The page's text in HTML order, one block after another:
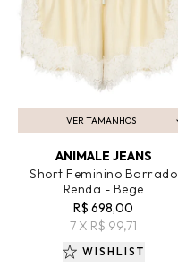
VER TAMANHOS
ADICIONAR AO CARRINHO
ANIMALE JEANS
Short Feminino Barrado
Renda - Bege
R$ 698,00
7 X R$ 99,71
WISHLIST